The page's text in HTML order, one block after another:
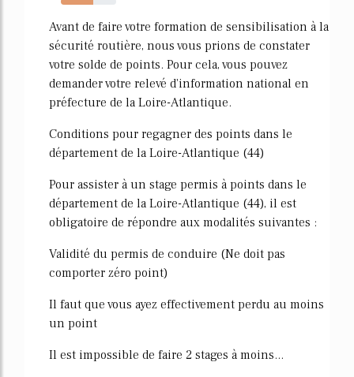
58%
Avant de faire votre formation de sensibilisation à la
sécurité routière, nous vous prions de constater
votre solde de points. Pour cela, vous pouvez
demander votre relevé d'information national en
préfecture de la Loire-Atlantique.
Conditions pour regagner des points dans le
département de la Loire-Atlantique (44)
Pour assister à un stage permis à points dans le
département de la Loire-Atlantique (44), il est
obligatoire de répondre aux modalités suivantes :
Validité du permis de conduire (Ne doit pas
comporter zéro point)
Il faut que vous ayez effectivement perdu au moins
un point
Il est impossible de faire 2 stages à moins...